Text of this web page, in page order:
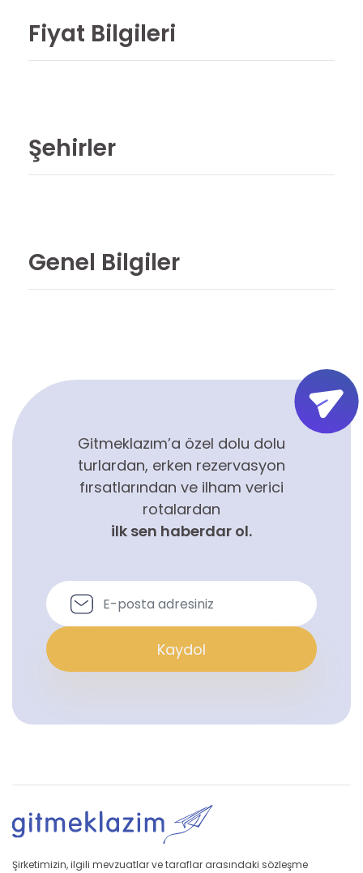
Fiyat Bilgileri
Şehirler
Genel Bilgiler
Gitmeklazım’a özel dolu dolu
turlardan, erken rezervasyon
fırsatlarından ve ilham verici
rotalardan
ilk sen haberdar ol.
Kaydol
Şirketimizin, ilgili mevzuatlar ve taraflar arasındaki sözleşme